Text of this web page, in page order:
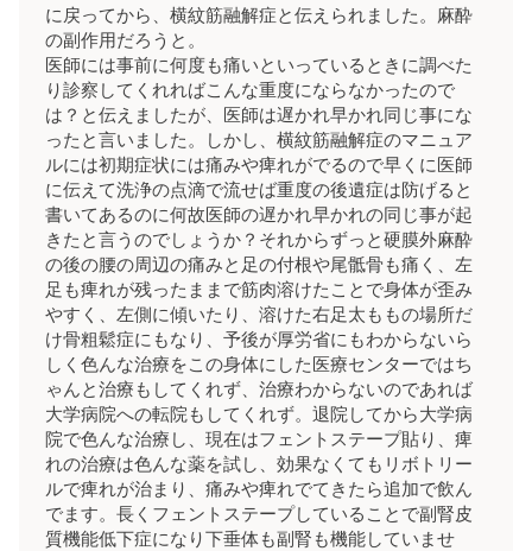
に戻ってから、横紋筋融解症と伝えられました。麻酔
の副作用だろうと。
医師には事前に何度も痛いといっているときに調べた
り診察してくれればこんな重度にならなかったので
は？と伝えましたが、医師は遅かれ早かれ同じ事にな
ったと言いました。しかし、横紋筋融解症のマニュア
ルには初期症状には痛みや痺れがでるので早くに医師
に伝えて洗浄の点滴で流せば重度の後遺症は防げると
書いてあるのに何故医師の遅かれ早かれの同じ事が起
きたと言うのでしょうか？それからずっと硬膜外麻酔
の後の腰の周辺の痛みと足の付根や尾骶骨も痛く、左
足も痺れが残ったままで筋肉溶けたことで身体が歪み
やすく、左側に傾いたり、溶けた右足太ももの場所だ
け骨粗鬆症にもなり、予後が厚労省にもわからないら
しく色んな治療をこの身体にした医療センターではち
ゃんと治療もしてくれず、治療わからないのであれば
大学病院への転院もしてくれず。退院してから大学病
院で色んな治療し、現在はフェントステープ貼り、痺
れの治療は色んな薬を試し、効果なくてもリボトリー
ルで痺れが治まり、痛みや痺れでてきたら追加で飲ん
でます。長くフェントステープしていることで副腎皮
質機能低下症になり下垂体も副腎も機能していませ